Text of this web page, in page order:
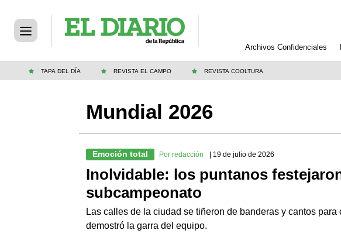
Archivos Confidenciales
TAPA DEL DÍA REVISTA EL CAMPO REVISTA COOLTURA
Mundial 2026
Emoción total Por redacción | 19 de julio de 2026
Inolvidable: los puntanos
subcampeonato
Las calles de la ciudad se tiñeron de banderas y cantos
demostró la garra del equipo.